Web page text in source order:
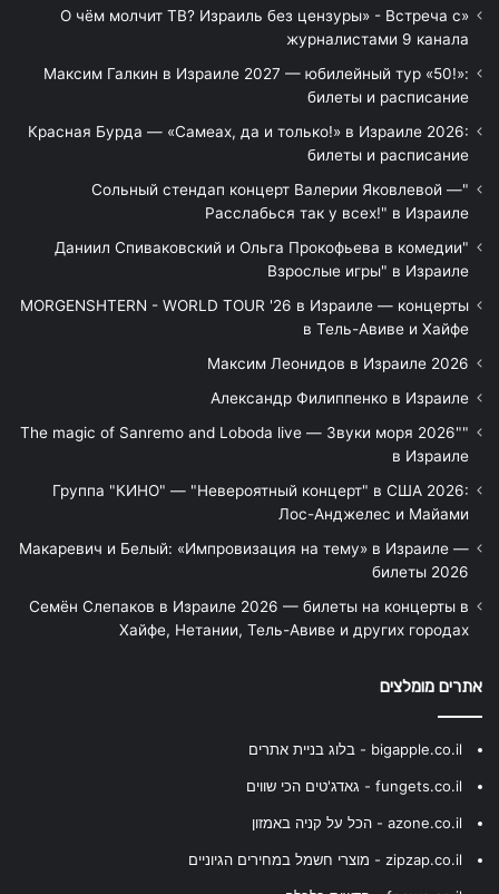
«О чём молчит ТВ? Израиль без цензуры» - Встреча с
журналистами 9 канала
Максим Галкин в Израиле 2027 — юбилейный тур «50!»:
билеты и расписание
Красная Бурда — «Самеах, да и только!» в Израиле 2026:
билеты и расписание
"Сольный стендап концерт Валерии Яковлевой —
Расслабься так у всех!" в Израиле
"Даниил Спиваковский и Ольга Прокофьева в комедии
Взрослые игры" в Израиле
MORGENSHTERN - WORLD TOUR '26 в Израиле — концерты
в Тель-Авиве и Хайфе
Максим Леонидов в Израиле 2026
Александр Филиппенко в Израиле
"The magic of Sanremo and Loboda live — Звуки моря 2026"
в Израиле
Группа "КИНО" — "Невероятный концерт" в США 2026:
Лос-Анджелес и Майами
Макаревич и Белый: «Импровизация на тему» в Израиле —
билеты 2026
Семён Слепаков в Израиле 2026 — билеты на концерты в
Хайфе, Нетании, Тель-Авиве и других городах
אתרים מומלצים
bigapple.co.il - בלוג בניית אתרים
fungets.co.il - גאדג'טים הכי שווים
azone.co.il - הכל על קניה באמזון
zipzap.co.il - מוצרי חשמל במחירים הגיוניים